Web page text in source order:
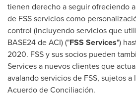
tienen derecho a seguir ofreciendo
de FSS servicios como
control (incluyendo servicios que
BASE24 de ACI) ("FSS Services")
2020. FSS y sus socios pueden
Services a nuevos clientes que
avalando servicios de FSS, sujetos
Acuerdo de Conciliación.